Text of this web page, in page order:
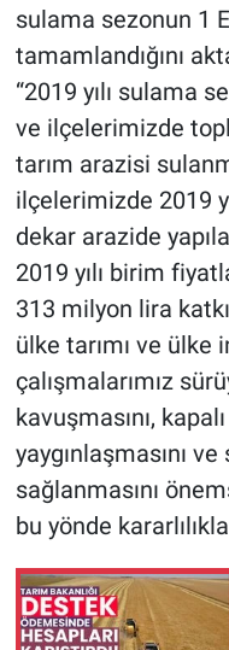
sulama sezonun 1
tamamlandığını
“2019 yılı sulama
ve ilçelerimizde
tarım arazisi
ilçelerimizde 2019
dekar arazide
2019 yılı birim
313 milyon lira
ülke tarımı ve ülke
çalışmalarımız
kavuşmasını,
yaygınlaşmasını
sağlanmasını
bu yönde